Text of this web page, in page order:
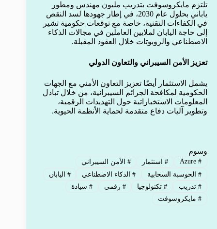
تلتزم مايكروسوفت بتدريب مليون مهندس ومطور
ياباني بحلول عام 2030، في إطار جهودها لسد النقص
في الكفاءات التقنية، خاصة مع توقعات حكومية تشير
إلى حاجة اليابان لملايين العاملين في مجالات الذكاء
الاصطناعي والروبوتات خلال العقود المقبلة.
تعزيز الأمن السيبراني والتعاون الدولي
يشمل الاستثمار أيضًا تعزيز التعاون الأمني مع الجهات
الحكومية لمكافحة الجرائم السيبرانية، من خلال تبادل
المعلومات الاستخباراتية حول التهديدات الرقمية،
وتطوير آليات دفاع متقدمة لحماية الأنظمة الحيوية.
وسوم
#
Azure
#استثمار # الأمن السيبراني
#الحوسبة السحابية #الذكاء الاصطناعي # اليابان
#تدريب #تكنولوجيا # رقمي # سيادة
#مايكروسوفت